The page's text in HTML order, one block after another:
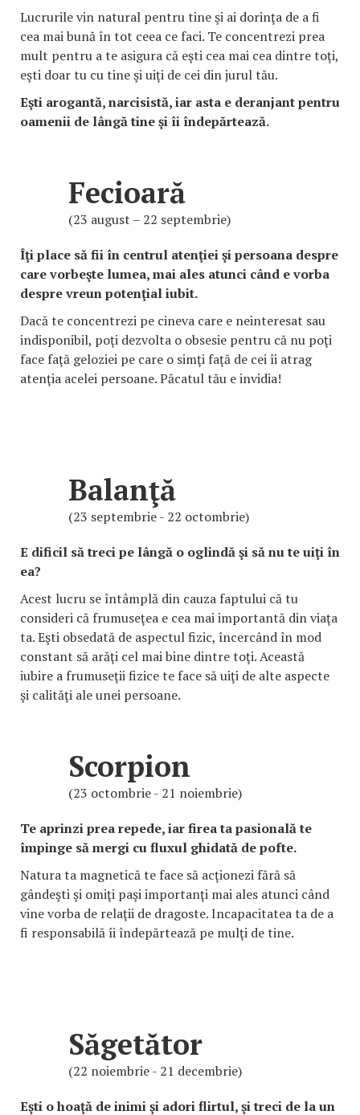
Lucrurile vin natural pentru tine şi ai dorinţa de a fi
cea mai bună în tot ceea ce faci. Te concentrezi prea
mult pentru a te asigura că eşti cea mai cea dintre toţi,
eşti doar tu cu tine şi uiţi de cei din jurul tău.
Eşti arogantă, narcisistă, iar asta e deranjant pentru
oamenii de lângă tine şi îi îndepărtează.
Fecioară
(23 august – 22 septembrie)
Îţi place să fii în centrul atenţiei şi persoana despre
care vorbeşte lumea, mai ales atunci când e vorba
despre vreun potenţial iubit.
Dacă te concentrezi pe cineva care e neinteresat sau
indisponibil, poţi dezvolta o obsesie pentru că nu poţi
face faţă geloziei pe care o simţi faţă de cei îi atrag
atenţia acelei persoane. Păcatul tău e invidia!
Balanţă
(23 septembrie - 22 octombrie)
E dificil să treci pe lângă o oglindă şi să nu te uiţi în
ea?
Acest lucru se întâmplă din cauza faptului că tu
consideri că frumuseţea e cea mai importantă din viaţa
ta. Eşti obsedată de aspectul fizic, încercând în mod
constant să arăţi cel mai bine dintre toţi. Această
iubire a frumuseţii fizice te face să uiţi de alte aspecte
şi calităţi ale unei persoane.
Scorpion
(23 octombrie - 21 noiembrie)
Te aprinzi prea repede, iar firea ta pasională te
împinge să mergi cu fluxul ghidată de pofte.
Natura ta magnetică te face să acţionezi fără să
gândeşti şi omiţi paşi importanţi mai ales atunci când
vine vorba de relaţii de dragoste. Incapacitatea ta de a
fi responsabilă îi îndepărtează pe mulţi de tine.
Săgetător
(22 noiembrie - 21 decembrie)
Eşti o hoaţă de inimi şi adori flirtul, şi treci de la un